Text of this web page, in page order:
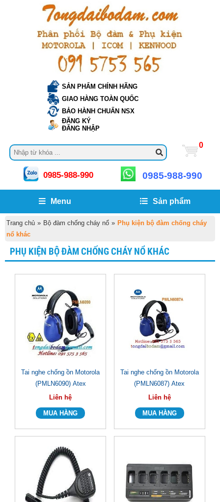
SẢN PHẨM CHÍNH HÃNG
GIAO HÀNG TOÀN QUỐC
BẢO HÀNH CHUẨN NSX
ĐĂNG KÝ
ĐĂNG NHẬP
0
0985-988-990 0985-988-990
Menu Sản phẩm
Trang chủ » Bộ đàm chống cháy nổ » Phụ kiện bộ đàm chống cháy
nổ khác
PHỤ KIỆN BỘ ĐÀM CHỐNG CHÁY NỔ KHÁC
Tai nghe chống ồn Motorola
(PMLN6090) Atex
Liên hệ
Tai nghe chống ồn Motorola
(PMLN6087) Atex
Liên hệ